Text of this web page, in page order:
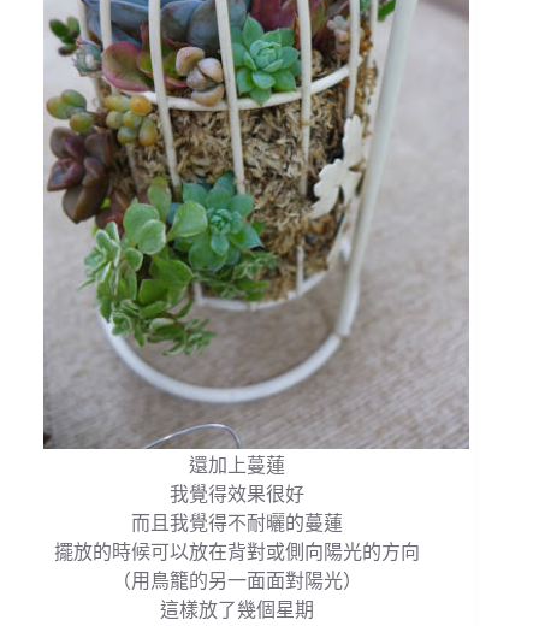
還加上蔓蓮
我覺得效果很好
而且我覺得不耐曬的蔓蓮
擺放的時候可以放在背對或側向陽光的方向
（用鳥籠的另一面面對陽光）
這樣放了幾個星期